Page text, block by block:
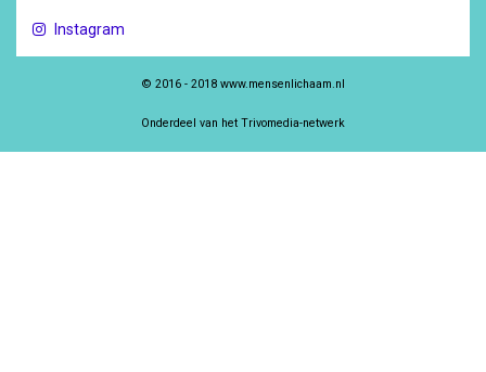
Instagram
© 2016 - 2018 www.mensenlichaam.nl
Onderdeel van het Trivomedia-netwerk